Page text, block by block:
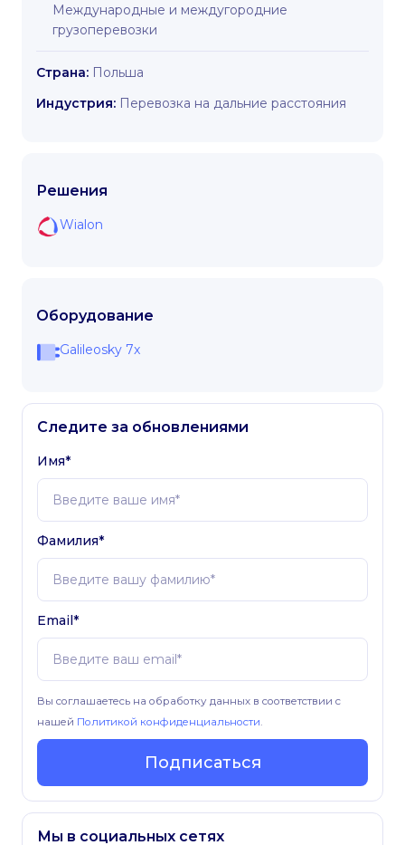
Международные и междугородние
грузоперевозки
Страна: Польша
Индустрия: Перевозка на дальние расстояния
Решения
Wialon
Оборудование
Galileosky 7x
Следите за обновлениями
Имя*
Фамилия*
Email*
Вы соглашаетесь на обработку данных в соответствии с
нашей Политикой конфиденциальности.
Подписаться
Мы в социальных сетях